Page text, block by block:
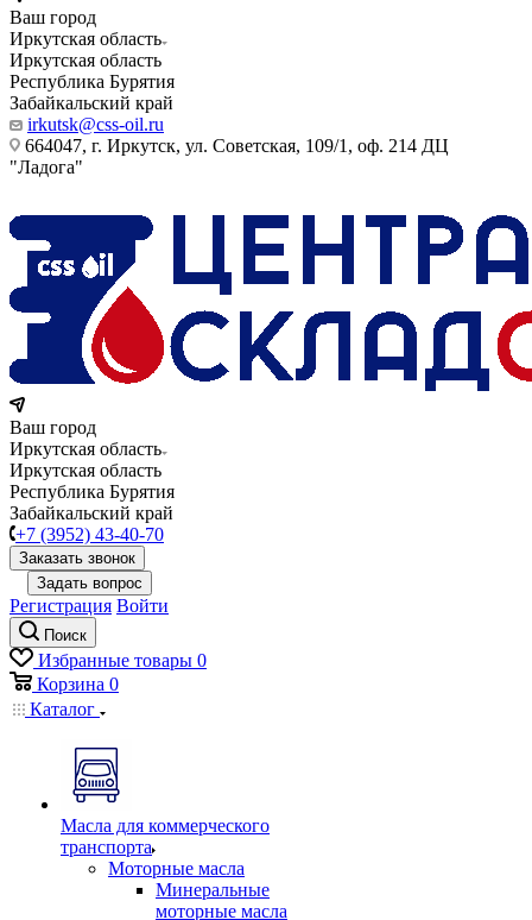
Ваш город
Иркутская область
Иркутская область
Республика Бурятия
Забайкальский край
irkutsk@css-oil.ru
664047, г. Иркутск, ул. Советская, 109/1, оф. 214 ДЦ
"Ладога"
Ваш город
Иркутская область
Иркутская область
Республика Бурятия
Забайкальский край
+7 (3952) 43-40-70
Заказать звонок
Задать вопрос
Регистрация Войти
Поиск
Избранные товары 0
Корзина 0
Каталог
Масла для коммерческого
транспорта
Моторные масла
Минеральные
моторные масла